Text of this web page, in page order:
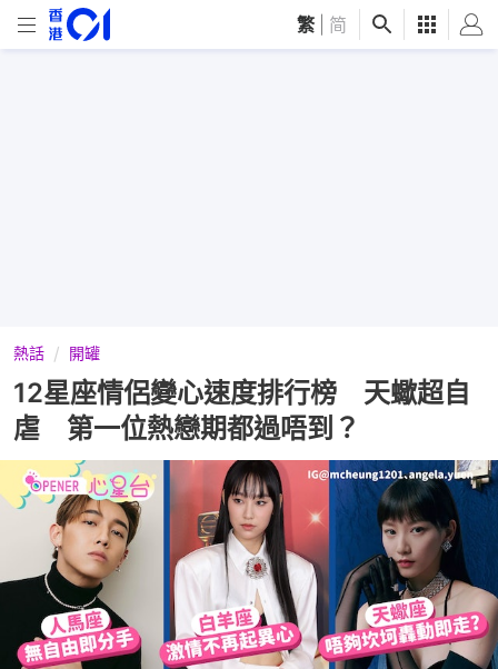
繁 简
熱話 開罐
12星座情侶變心速度排行榜 天蠍超自
虐 第一位熱戀期都過唔到？